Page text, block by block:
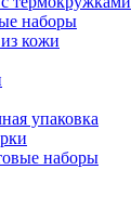
наборы
кожи
упаковка
наборы